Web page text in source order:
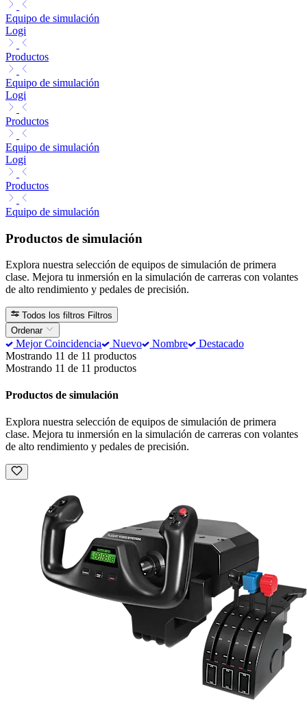
Equipo de simulación
Logi
Productos
Equipo de simulación
Logi
Productos
Equipo de simulación
Logi
Productos
Equipo de simulación
Productos de simulación
Explora nuestra selección de equipos de simulación de primera
clase. Mejora tu inmersión en la simulación de carreras con volantes
de alto rendimiento y pedales de precisión.
Todos los filtros Filtros
Ordenar
Mejor Coincidencia Nuevo Nombre
Destacado
Mostrando 11 de 11 productos
Mostrando 11 de 11 productos
Productos de simulación
Explora nuestra selección de equipos de simulación de primera
clase. Mejora tu inmersión en la simulación de carreras con volantes
de alto rendimiento y pedales de precisión.